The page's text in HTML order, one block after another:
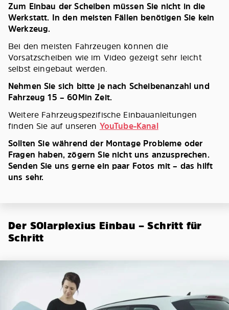
Zum Einbau der Scheiben müssen Sie nicht in die
Werkstatt. In den meisten Fällen benötigen Sie kein
Werkzeug.
Bei den meisten Fahrzeugen können die
Vorsatzscheiben wie im Video gezeigt sehr leicht
selbst eingebaut werden.
Nehmen Sie sich bitte je nach Scheibenanzahl und
Fahrzeug 15 – 60Min Zeit.
Weitere Fahrzeugspezifische Einbauanleitungen
finden Sie auf unseren YouTube-Kanal
Sollten Sie während der Montage Probleme oder
Fragen haben, zögern Sie nicht uns anzusprechen.
Senden Sie uns gerne ein paar Fotos mit – das hilft
uns sehr.
Der SOlarplexius Einbau – Schritt für
Schritt